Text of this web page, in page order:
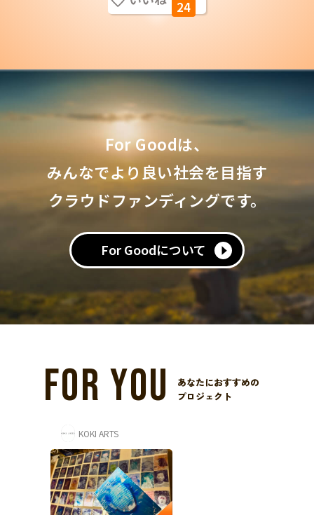
24
For Goodは、
みんなでより良い社会を目指す
クラウドファンディングです。
For Goodについて
FOR YOU
あなたにおすすめの
プロジェクト
KOKI ARTS